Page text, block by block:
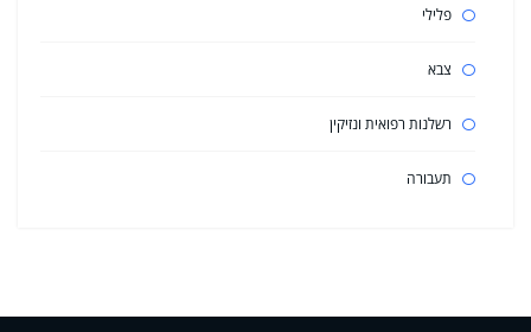
פלילי
צבא
רשלנות רפואית ונזיקין
תעבורה